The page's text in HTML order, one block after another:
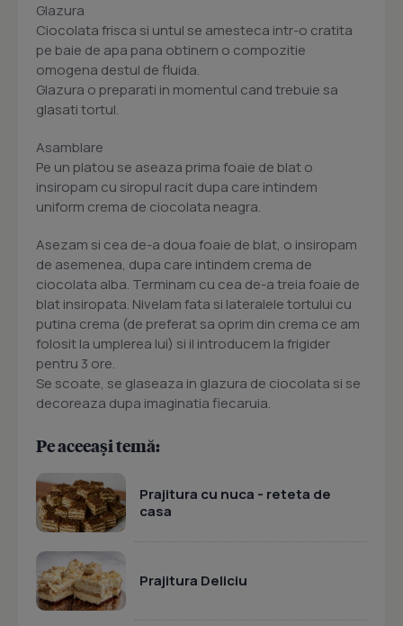
Glazura
Ciocolata frisca si untul se amesteca intr-o cratita
pe baie de apa pana obtinem o compozitie
omogena destul de fluida.
Glazura o preparati in momentul cand trebuie sa
glasati tortul.
Asamblare
Pe un platou se aseaza prima foaie de blat o
insiropam cu siropul racit dupa care intindem
uniform crema de ciocolata neagra.
Asezam si cea de-a doua foaie de blat, o insiropam
de asemenea, dupa care intindem crema de
ciocolata alba. Terminam cu cea de-a treia foaie de
blat insiropata. Nivelam fata si lateralele tortului cu
putina crema (de preferat sa oprim din crema ce am
folosit la umplerea lui) si il introducem la frigider
pentru 3 ore.
Se scoate, se glaseaza in glazura de ciocolata si se
decoreaza dupa imaginatia fiecaruia.
Pe aceeași temă:
Prajitura cu nuca - reteta de
casa
Prajitura Deliciu